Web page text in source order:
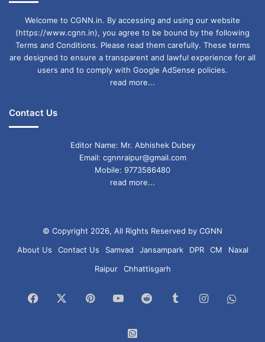
Welcome to CGNN.in. By accessing and using our website
(https://www.cgnn.in), you agree to be bound by the following
Terms and Conditions. Please read them carefully. These terms
are designed to ensure a transparent and lawful experience for all
users and to comply with Google AdSense policies.
read more...
Contact Us
Editor Name: Mr. Abhishek Dubey
Email: cgnnraipur@gmail.com
Mobile: 9773586480
read more...
© Copyright 2026, All Rights Reserved by CGNN
About Us
Contact Us Samvad Jansampark DPR CM
Naxal
Raipur
Chhattisgarh
Facebook PinterestYouTubeReddit TumblrInstagram